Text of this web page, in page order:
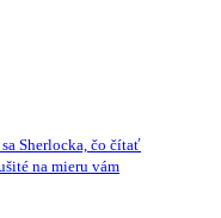
Sherlocka, čo čítať
na mieru vám